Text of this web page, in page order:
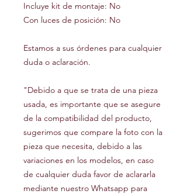
Incluye kit de montaje: No
Con luces de posición: No
Estamos a sus órdenes para cualquier
duda o aclaración.
"Debido a que se trata de una pieza
usada, es importante que se asegure
de la compatibilidad del producto,
sugerimos que compare la foto con la
pieza que necesita, debido a las
variaciones en los modelos, en caso
de cualquier duda favor de aclararla
mediante nuestro Whatsapp para